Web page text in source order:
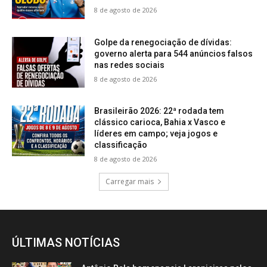
8 de agosto de 2026
Golpe da renegociação de dívidas:
governo alerta para 544 anúncios falsos
nas redes sociais
8 de agosto de 2026
Brasileirão 2026: 22ª rodada tem
clássico carioca, Bahia x Vasco e
líderes em campo; veja jogos e
classificação
8 de agosto de 2026
Carregar mais
ÚLTIMAS NOTÍCIAS